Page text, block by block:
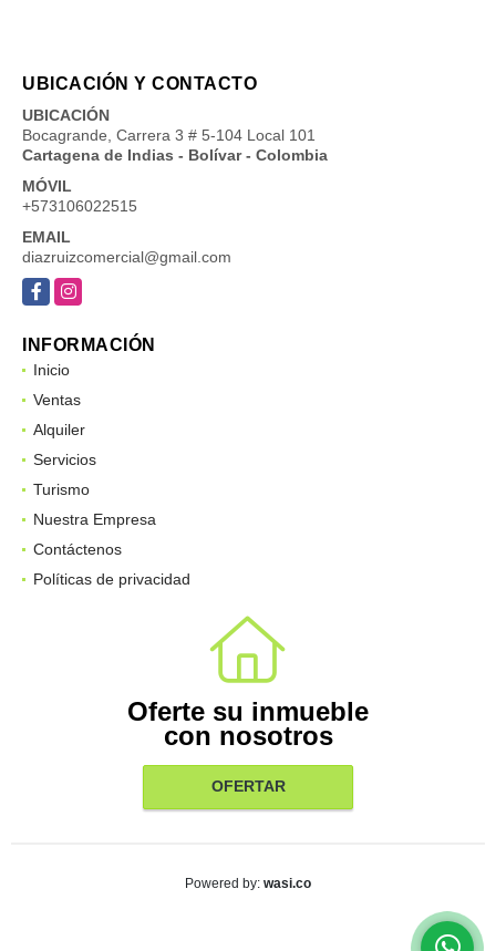
UBICACIÓN Y CONTACTO
UBICACIÓN
Bocagrande, Carrera 3 # 5-104 Local 101
Cartagena de Indias - Bolívar - Colombia
MÓVIL
+573106022515
EMAIL
diazruizcomercial@gmail.com
FacebookInstagram
INFORMACIÓN
Inicio
Ventas
Alquiler
Servicios
Turismo
Nuestra Empresa
Contáctenos
Políticas de privacidad
Oferte su inmueble
con nosotros
OFERTAR
Powered by: wasi.co